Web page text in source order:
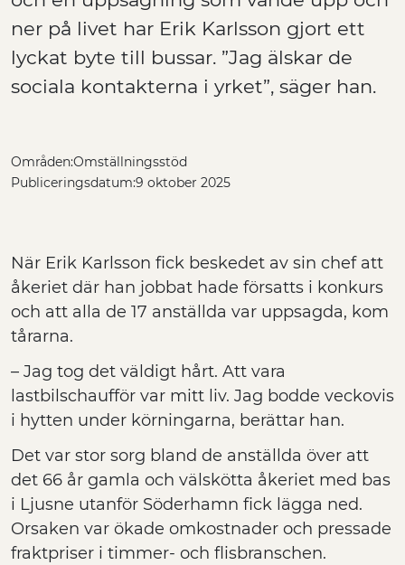
ner på livet har Erik Karlsson gjort ett
lyckat byte till bussar. ”Jag älskar de
sociala kontakterna i yrket”, säger han.
Områden:Omställningsstöd
Publiceringsdatum:9 oktober 2025
När Erik Karlsson fick beskedet av sin chef att
åkeriet där han jobbat hade försatts i konkurs
och att alla de 17 anställda var uppsagda, kom
tårarna.
– Jag tog det väldigt hårt. Att vara
lastbilschaufför var mitt liv. Jag bodde veckovis
i hytten under körningarna, berättar han.
Det var stor sorg bland de anställda över att
det 66 år gamla och välskötta åkeriet med bas
i Ljusne utanför Söderhamn fick lägga ned.
Orsaken var ökade omkostnader och pressade
fraktpriser i timmer- och flisbranschen.